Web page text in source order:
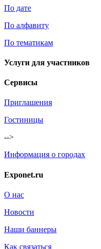
По дате
По алфавиту
По тематикам
Услуги для участников
Сервисы
Приглашения
Гостиницы
-->
Информация о городах
Exponet.ru
О нас
Новости
Наши баннеры
Как связаться